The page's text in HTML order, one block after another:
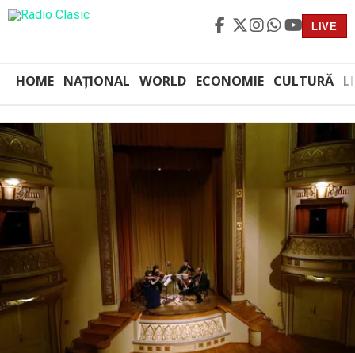
LIVE
HOME NAȚIONAL WORLD ECONOMIE CULTURĂ